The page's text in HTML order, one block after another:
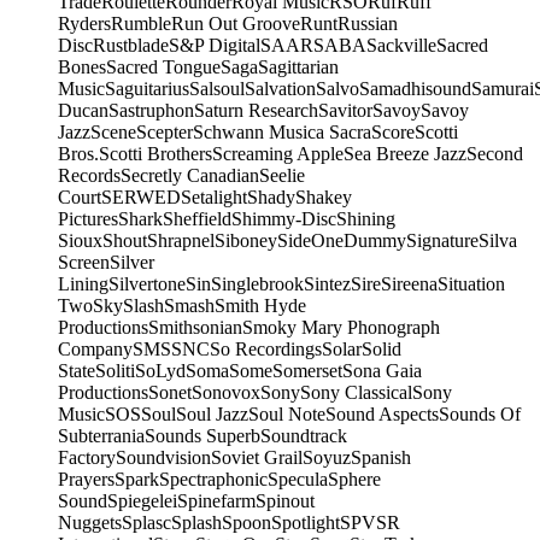
RydersRumbleRun Out GrooveRuntRussian
DiscRustbladeS&P DigitalSAARSABASackvilleSacred
BonesSacred TongueSagaSagittarian
MusicSaguitariusSalsoulSalvationSalvoSamadhisoundSamurai
DucanSastruphonSaturn ResearchSavitorSavoySavoy
JazzSceneScepterSchwann Musica SacraScoreScotti
Bros.Scotti BrothersScreaming AppleSea Breeze JazzSecond
RecordsSecretly CanadianSeelie
CourtSERWEDSetalightShadyShakey
PicturesSharkSheffieldShimmy-DiscShining
SiouxShoutShrapnelSiboneySideOneDummySignatureSilva
ScreenSilver
LiningSilvertoneSinSinglebrookSintezSireSireenaSituation
TwoSkySlashSmashSmith Hyde
ProductionsSmithsonianSmoky Mary Phonograph
CompanySMSSNCSo RecordingsSolarSolid
StateSolitiSoLydSomaSomeSomersetSona Gaia
ProductionsSonetSonovoxSonySony ClassicalSony
MusicSOSSoulSoul JazzSoul NoteSound AspectsSounds Of
SubterraniaSounds SuperbSoundtrack
FactorySoundvisionSoviet GrailSoyuzSpanish
PrayersSparkSpectraphonicSpeculaSphere
SoundSpiegeleiSpinefarmSpinout
NuggetsSplascSplashSpoonSpotlightSPVSR